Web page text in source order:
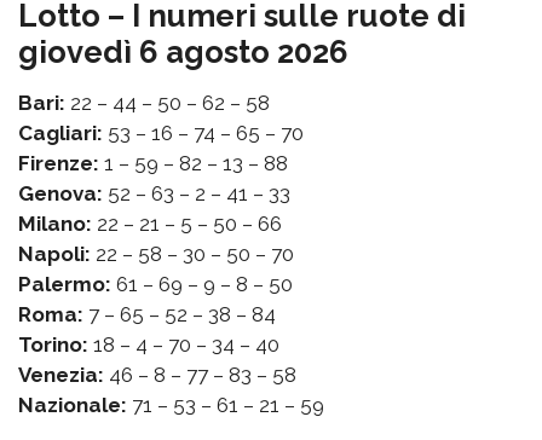
Lotto – I numeri sulle ruote di
giovedì 6 agosto 2026
Bari: 22 – 44 – 50 – 62 – 58
Cagliari: 53 – 16 – 74 – 65 – 70
Firenze: 1 – 59 – 82 – 13 – 88
Genova: 52 – 63 – 2 – 41 – 33
Milano: 22 – 21 – 5 – 50 – 66
Napoli: 22 – 58 – 30 – 50 – 70
Palermo: 61 – 69 – 9 – 8 – 50
Roma: 7 – 65 – 52 – 38 – 84
Torino: 18 – 4 – 70 – 34 – 40
Venezia: 46 – 8 – 77 – 83 – 58
Nazionale: 71 – 53 – 61 – 21 – 59